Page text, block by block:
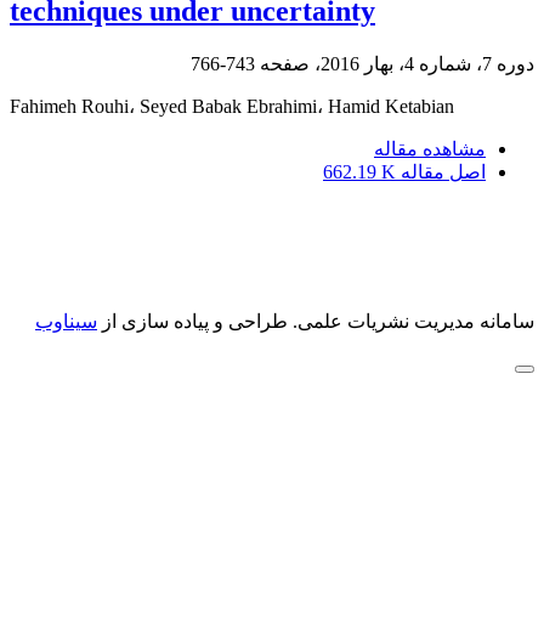
techniques under uncertainty
دوره 7، شماره 4، بهار 2016، صفحه 743-766
Fahimeh Rouhi، Seyed Babak Ebrahimi، Hamid Ketabian
مشاهده مقاله
اصل مقاله 662.19 K
سامانه مدیریت نشریات علمی. طراحی و پیاده سازی از سیناوب